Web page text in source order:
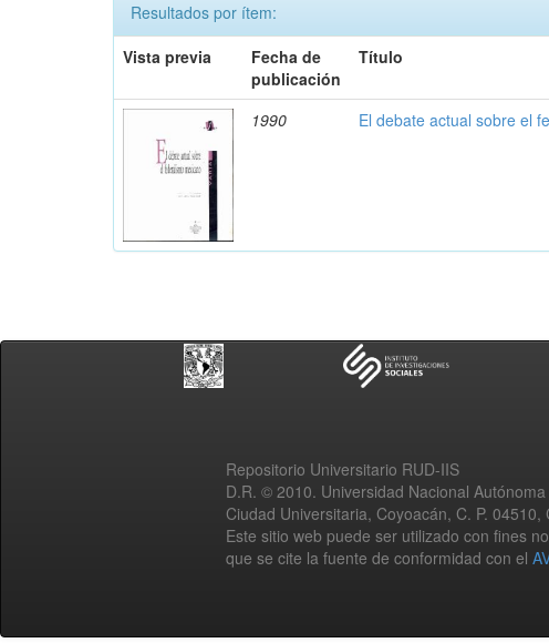
Resultados por ítem:
Vista previa
Fecha de
publicación
Título
1990 El debate actual sobre el
Repositorio Universitario RUD-IIS
D.R. © 2010. Universidad Nacional
Ciudad Universitaria, Coyoacán, C. P.
Este sitio web puede ser utilizado con fines
que se cite la fuente de conformidad con el